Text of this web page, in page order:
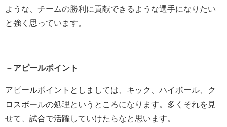
ような、チームの勝利に貢献できるような選手になりたい
と強く思っています。
－アピールポイント
アピールポイントとしましては、キック、ハイボール、ク
ロスボールの処理というところになります。多くそれを見
せて、試合で活躍していけたらなと思います。